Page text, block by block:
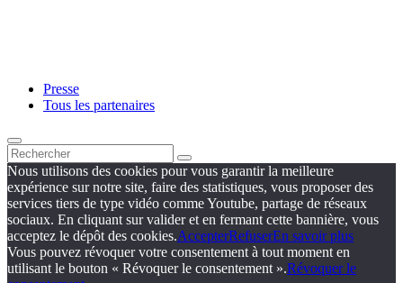
Presse
Tous les partenaires
Nous utilisons des cookies pour vous garantir la meilleure
expérience sur notre site, faire des statistiques, vous proposer des
services tiers de type vidéo comme Youtube, partage de réseaux
sociaux. En cliquant sur valider et en fermant cette bannière, vous
acceptez le dépôt des cookies.AccepterRefuserEn savoir plus
Vous pouvez révoquer votre consentement à tout moment en
utilisant le bouton « Révoquer le consentement ».Révoquer le